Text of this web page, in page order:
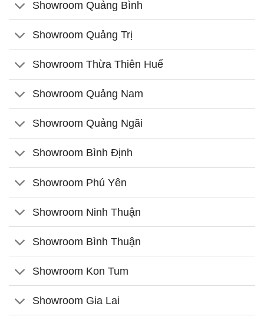
Showroom Quảng Bình
Showroom Quảng Trị
Showroom Thừa Thiên Huế
Showroom Quảng Nam
Showroom Quảng Ngãi
Showroom Bình Định
Showroom Phú Yên
Showroom Ninh Thuận
Showroom Bình Thuận
Showroom Kon Tum
Showroom Gia Lai